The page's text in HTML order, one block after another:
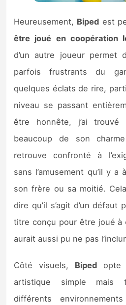
Heureusement, Biped est
être joué en coopération
d’un autre joueur permet
parfois frustrants du
quelques éclats de rire,
niveau se passant
être honnête, j’ai
beaucoup de son
retrouve confronté à
sans l’amusement qu’il y a
son frère ou sa moitié.
dire qu’il s’agit d’un défaut
titre conçu pour être joué à
aurait aussi pu ne pas
Côté visuels, Biped opte
artistique simple mais
différents